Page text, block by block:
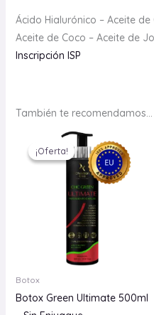
Ácido Hialurónico – Aceite
Aceite de Coco – Aceite de
Inscripción ISP
También te recomendamos…
¡Oferta!
¡Oferta!
Botox
Botox Green Ultimate 500ml
precio
original
$52.500.
El
precio
actual
es:
$9.990.